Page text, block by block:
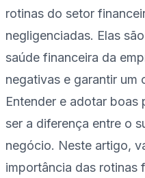
rotinas do setor
negligenciadas. Elas
saúde financeira da
negativas e garantir um
Entender e adotar
ser a diferença entre o
negócio. Neste artigo,
importância das rotinas